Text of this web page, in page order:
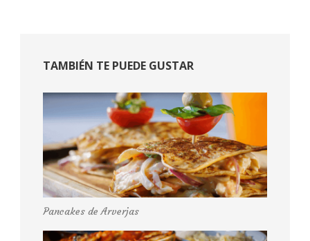
TAMBIÉN TE PUEDE GUSTAR
Pancakes de Arverjas